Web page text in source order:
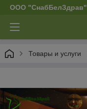
ООО "СнабБелЗдрав"
Товары и услуги